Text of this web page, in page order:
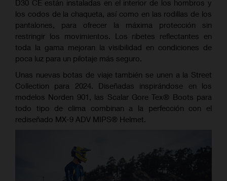
D30 CE están instaladas en el interior de los hombros y
los codos de la chaqueta, así como en las rodillas de los
pantalones, para ofrecer la máxima protección sin
restringir los movimientos. Los ribetes reflectantes en
toda la gama mejoran la visibilidad en condiciones de
poca luz para un pilotaje más seguro.
Unas nuevas botas de viaje también se unen a la Street
Collection para 2024. Diseñadas inspirándose en los
modelos Norden 901, las Scalar Gore Tex® Boots para
todo tipo de clima combinan a la perfección con el
rediseñado MX-9 ADV MIPS® Helmet.